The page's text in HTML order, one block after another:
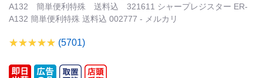
A132 簡単便利特殊 送料込 321611 シャープレジスター ER-
A132 簡単便利特殊 送料込 002777 - メルカリ
(5701)